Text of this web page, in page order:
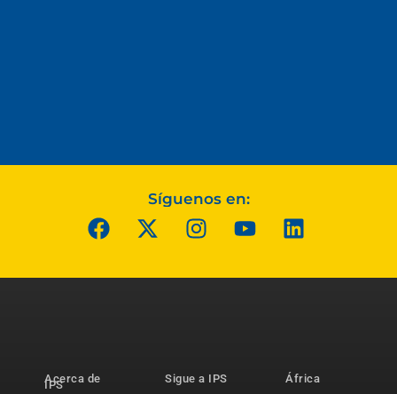
Síguenos en:
Acerca de
IPS
Sigue a IPS
África